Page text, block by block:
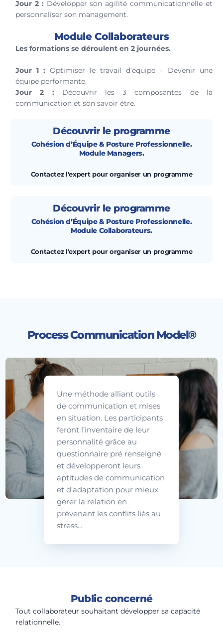
Jour 2 : Développer son agilité communicationnelle et
personnaliser son management.
Module Collaborateurs
Les formations se déroulent en 2 journées.
Jour 1 : Optimiser le travail d’équipe – Devenir une
équipe performante.
Jour 2 : Découvrir les 3 composantes de la
communication et son savoir être.
Découvrir le programme
Cohésion d’Équipe & Posture Professionnelle.
Module Managers.
Contactez l'expert pour organiser un programme
Découvrir le programme
Cohésion d’Équipe & Posture Professionnelle.
Module Collaborateurs.
Contactez l'expert pour organiser un programme
Process Communication Model®
Une méthode alliant outils
de communication et mises
en situation. Les participants
feront l’inventaire de leur
personnalité grâce au
questionnaire pré renseigné
et développeront leurs
aptitudes de communication
et d’adaptation pour mieux
gérer la relation en
prévenant les conflits liés au
stress...
Public concerné
Tout collaborateur souhaitant développer sa capacité
relationnelle.